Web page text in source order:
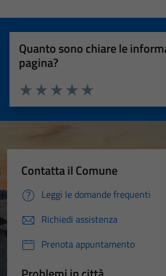
Quanto sono chiare le
pagina?
Valuta 5 stelle su 5
Valuta 4 stelle su 5
Valuta 3 stelle su 5
Valuta 2 stelle su 5
Valuta 1 stelle su 5
Contatta il Comune
Leggi le domande frequenti
Richiedi assistenza
Prenota appuntamento